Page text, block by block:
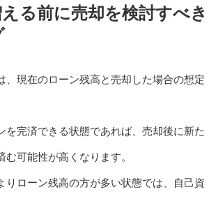
る前に売却を検討すべき
、現在のローン残高と売却した場合の想定
を完済できる状態であれば、売却後に新た
む可能性が高くなります。
りローン残高の方が多い状態では、自己資